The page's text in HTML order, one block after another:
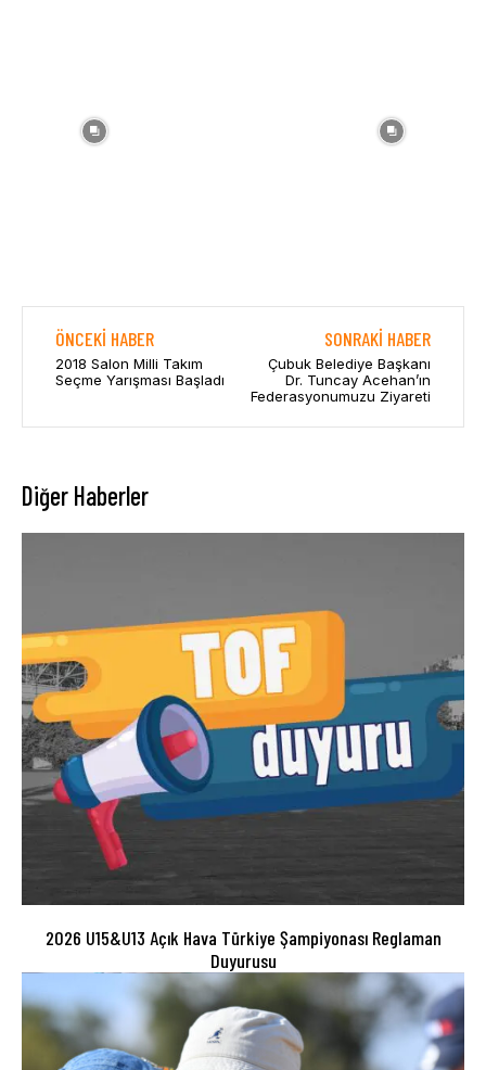
ÖNCEKI HABER
2018 Salon Milli Takım
Seçme Yarışması Başladı
SONRAKI HABER
Çubuk Belediye Başkanı
Dr. Tuncay Acehan’ın
Federasyonumuzu Ziyareti
Diğer Haberler
2026 U15&U13 Açık Hava Türkiye Şampiyonası Reglaman
Duyurusu